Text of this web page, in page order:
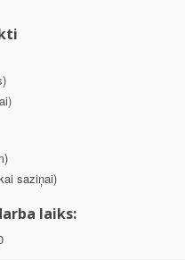
saziņai)
laiks: